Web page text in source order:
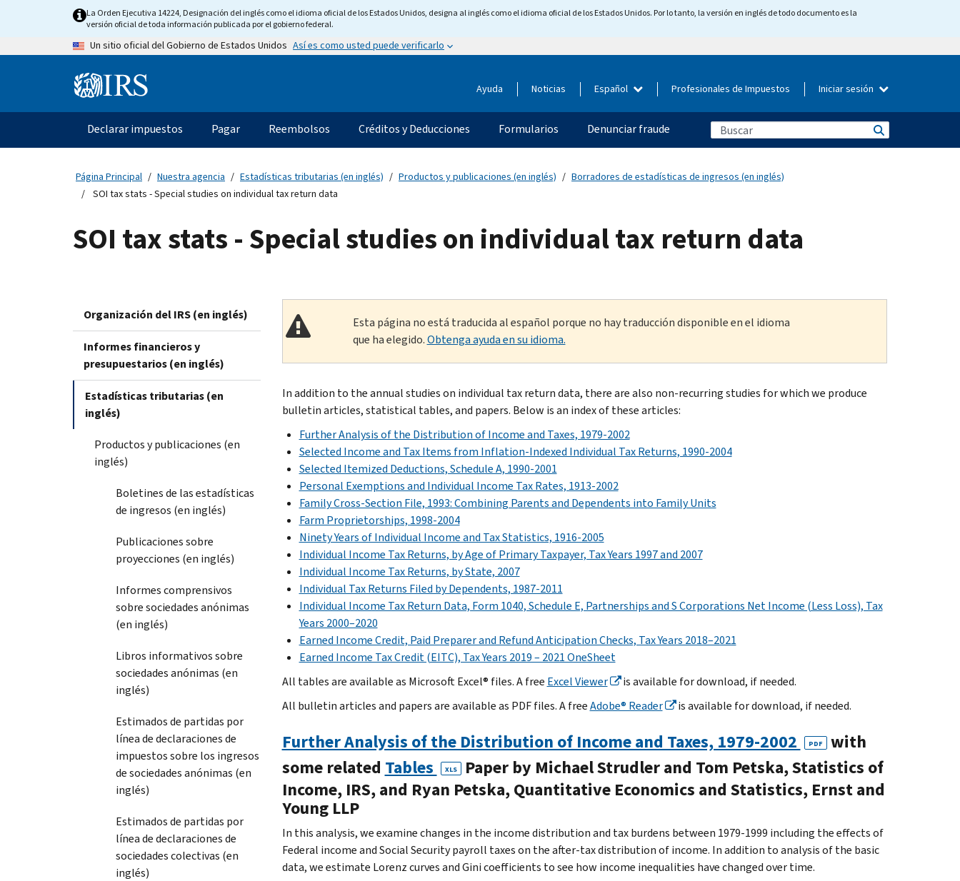
content
La Orden Ejecutiva 14224, Designación del inglés como el idioma oficial de los Estados Unidos, designa al inglés como el idioma oficial de los Estados Unidos. Por lo tanto, la versión en inglés de todo documento es la
versión oficial de toda información publicada por el gobierno federal.
Un sitio oficial del Gobierno de Estados Unidos Así es como usted puede verificarlo
Information Ayuda Noticias Español Profesionales de Impuestos Iniciar sesión
Navegación
principal
Declarar impuestos Pagar Reembolsos Créditos y Deducciones Formularios Denunciar fraude
Página Principal Nuestra agencia Estadísticas tributarias (en inglés) Productos y publicaciones (en inglés)
Borradores de estadísticas de ingresos (en inglés)
SOI tax stats - Special studies on individual tax return data
SOI tax stats - Special studies on individual tax return data
Organización del IRS (en inglés)
Informes financieros y
presupuestarios (en inglés)
Estadísticas tributarias (en
inglés)
Productos y publicaciones (en
inglés)
Boletines de las estadísticas
de ingresos (en inglés)
Publicaciones sobre
proyecciones (en inglés)
Informes comprensivos
sobre sociedades anónimas
(en inglés)
Libros informativos sobre
sociedades anónimas (en
inglés)
Estimados de partidas por
línea de declaraciones de
impuestos sobre los ingresos
de sociedades anónimas (en
inglés)
Estimados de partidas por
línea de declaraciones de
sociedades colectivas (en
inglés)
Esta página no está traducida al español porque no hay traducción disponible en el idioma
que ha elegido.Obtenga ayuda en su idioma.
In addition to the annual studies on individual tax return data, there are also non-recurring studies for which we produce
bulletin articles, statistical tables, and papers. Below is an index of these articles:
Further Analysis of the Distribution of Income and Taxes, 1979-2002
Selected Income and Tax Items from Inflation-Indexed Individual Tax Returns, 1990-2004
Selected Itemized Deductions, Schedule A, 1990-2001
Personal Exemptions and Individual Income Tax Rates, 1913-2002
Family Cross-Section File, 1993: Combining Parents and Dependents into Family Units
Farm Proprietorships, 1998-2004
Ninety Years of Individual Income and Tax Statistics, 1916-2005
Individual Income Tax Returns, by Age of Primary Taxpayer, Tax Years 1997 and 2007
Individual Income Tax Returns, by State, 2007
Individual Tax Returns Filed by Dependents, 1987-2011
Individual Income Tax Return Data, Form 1040, Schedule E, Partnerships and S Corporations Net Income (Less Loss), Tax
Years 2000–2020
Earned Income Credit, Paid Preparer and Refund Anticipation Checks, Tax Years 2018–2021
Earned Income Tax Credit (EITC), Tax Years 2019 – 2021 OneSheet
All tables are available as Microsoft Excel® files. A free Excel Viewer
is available for download, if needed.
All bulletin articles and papers are available as PDF files. A freeAdobe® Reader is available for download, if needed.
Further Analysis of the Distribution of Income and Taxes, 1979-2002 PDF with
some related Tables XLS Paper by Michael Strudler and Tom Petska, Statistics of
Income, IRS, and Ryan Petska, Quantitative Economics and Statistics, Ernst and
Young LLP
In this analysis, we examine changes in the income distribution and tax burdens between 1979-1999 including the effects of
Federal income and Social Security payroll taxes on the after-tax distribution of income. In addition to analysis of the basic
data, we estimate Lorenz curves and Gini coefficients to see how income inequalities have changed over time.